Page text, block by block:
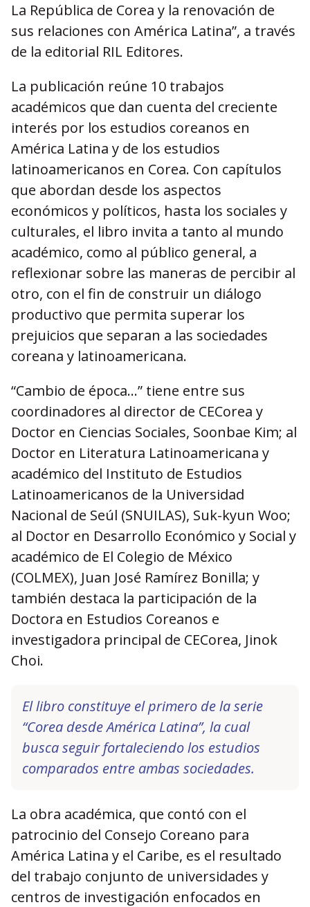
La República de Corea y la renovación de
sus relaciones con América Latina”, a través
de la editorial RIL Editores.
La publicación reúne 10 trabajos
académicos que dan cuenta del creciente
interés por los estudios coreanos en
América Latina y de los estudios
latinoamericanos en Corea. Con capítulos
que abordan desde los aspectos
económicos y políticos, hasta los sociales y
culturales, el libro invita a tanto al mundo
académico, como al público general, a
reflexionar sobre las maneras de percibir al
otro, con el fin de construir un diálogo
productivo que permita superar los
prejuicios que separan a las sociedades
coreana y latinoamericana.
“Cambio de época…” tiene entre sus
coordinadores al director de CECorea y
Doctor en Ciencias Sociales, Soonbae Kim; al
Doctor en Literatura Latinoamericana y
académico del Instituto de Estudios
Latinoamericanos de la Universidad
Nacional de Seúl (SNUILAS), Suk-kyun Woo;
al Doctor en Desarrollo Económico y Social y
académico de El Colegio de México
(COLMEX), Juan José Ramírez Bonilla; y
también destaca la participación de la
Doctora en Estudios Coreanos e
investigadora principal de CECorea, Jinok
Choi.
El libro constituye el primero de la serie
“Corea desde América Latina”, la cual
busca seguir fortaleciendo los estudios
comparados entre ambas sociedades.
La obra académica, que contó con el
patrocinio del Consejo Coreano para
América Latina y el Caribe, es el resultado
del trabajo conjunto de universidades y
centros de investigación enfocados en